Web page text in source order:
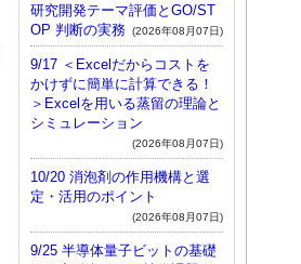
研究開発テーマ評価とGO/ST
OP 判断の実務 (2026年08月07日)
9/17 ＜Excelだからコストを
かけずに簡単に計算できる！
＞Excelを用いる蒸留の理論と
シミュレーション
(2026年08月07日)
10/20 消泡剤の作用機構と選
定・活用のポイント
(2026年08月07日)
9/25 半導体量子ビットの基礎